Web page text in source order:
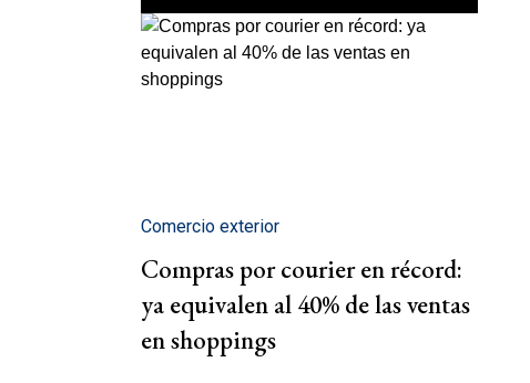
Comercio exterior
Compras por courier en récord:
ya equivalen al 40% de las ventas
en shoppings